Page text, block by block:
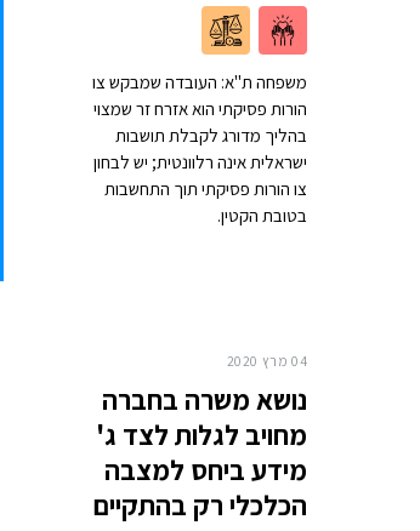
משפחה ת"א: העובדה שמבקש צו
הורות פסיקתי הוא אזרח זר שמצוי
בהליך מדורג לקבלת תושבות
ישראלית אינה רלוונטית; יש לבחון
צו הורות פסיקתי תוך התחשבות
בטובת הקטין.
04 מרץ 2020
נושא משרה בחברה
מחויב לגלות לצד ג'
מידע ביחס למצבה
הכלכלי רק בהתקיים